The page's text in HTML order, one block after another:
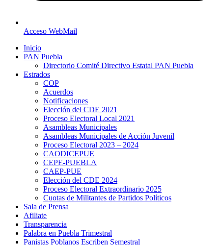
Acceso WebMail
Inicio
PAN Puebla
Directorio Comité Directivo Estatal PAN Puebla
Estrados
COP
Acuerdos
Notificaciones
Elección del CDE 2021
Proceso Electoral Local 2021
Asambleas Municipales
Asambleas Municipales de Acción Juvenil
Proceso Electoral 2023 – 2024
CAODICEPUE
CEPE-PUEBLA
CAEP-PUE
Elección del CDE 2024
Proceso Electoral Extraordinario 2025
Cuotas de Militantes de Partidos Políticos
Sala de Prensa
Afiliate
Transparencia
Palabra en Puebla Trimestral
Panistas Poblanos Escriben Semestral